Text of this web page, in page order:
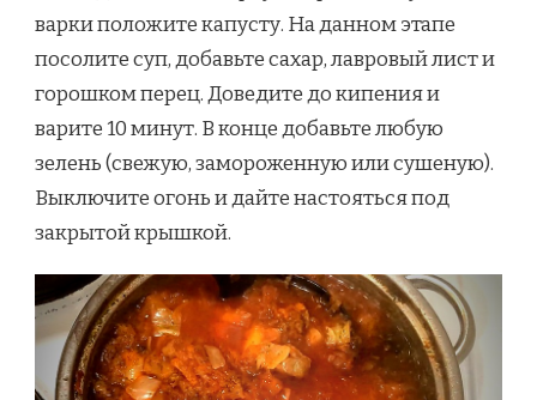
варки положите капусту. На данном этапе
посолите суп, добавьте сахар, лавровый лист и
горошком перец. Доведите до кипения и
варите 10 минут. В конце добавьте любую
зелень (свежую, замороженную или сушеную).
Выключите огонь и дайте настояться под
закрытой крышкой.